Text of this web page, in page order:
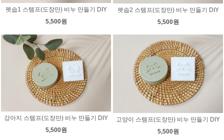
펫솝1 스템프(도장만) 비누 만들기 DIY
5,500원
펫솝2 스템프(도장만) 비누 만들기 DIY
5,500원
강아지 스템프(도장만) 비누 만들기 DIY
5,500원
고양이 스템프(도장만) 비누 만들기 DIY
5,500원